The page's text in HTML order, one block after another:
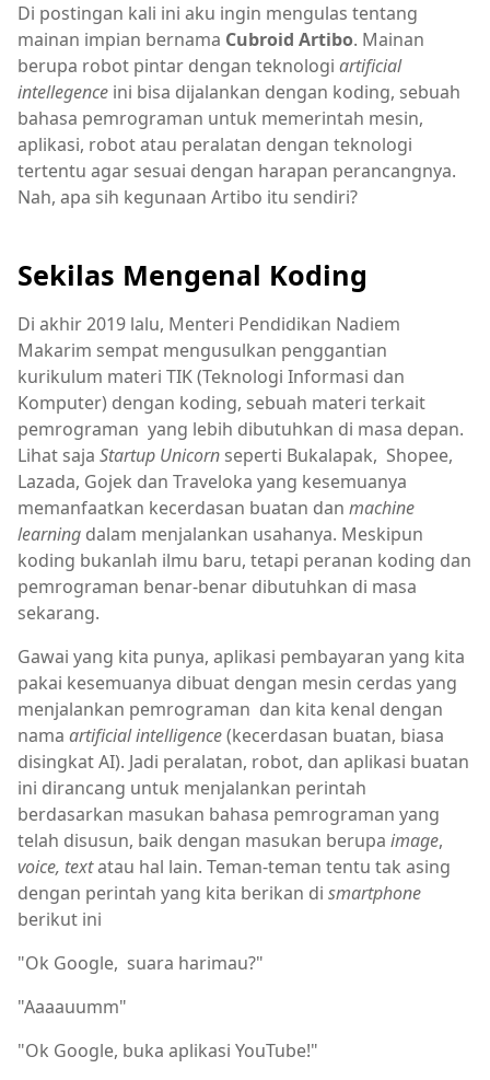
Di postingan kali ini aku ingin mengulas tentang
mainan impian bernama Cubroid Artibo. Mainan
berupa robot pintar dengan teknologi artificial
intellegence ini bisa dijalankan dengan koding, sebuah
bahasa pemrograman untuk memerintah mesin,
aplikasi, robot atau peralatan dengan teknologi
tertentu agar sesuai dengan harapan perancangnya.
Nah, apa sih kegunaan Artibo itu sendiri?
Sekilas Mengenal Koding
Di akhir 2019 lalu, Menteri Pendidikan Nadiem
Makarim sempat mengusulkan penggantian
kurikulum materi TIK (Teknologi Informasi dan
Komputer) dengan koding, sebuah materi terkait
pemrograman yang lebih dibutuhkan di masa depan.
Lihat saja Startup Unicorn seperti Bukalapak, Shopee,
Lazada, Gojek dan Traveloka yang kesemuanya
memanfaatkan kecerdasan buatan dan machine
learning dalam menjalankan usahanya. Meskipun
koding bukanlah ilmu baru, tetapi peranan koding dan
pemrograman benar-benar dibutuhkan di masa
sekarang.
Gawai yang kita punya, aplikasi pembayaran yang kita
pakai kesemuanya dibuat dengan mesin cerdas yang
menjalankan pemrograman dan kita kenal dengan
nama artificial intelligence(kecerdasan buatan, biasa
disingkat AI). Jadi peralatan, robot, dan aplikasi buatan
ini dirancang untuk menjalankan perintah
berdasarkan masukan bahasa pemrograman yang
telah disusun, baik dengan masukan berupa image,
voice, textatau hal lain. Teman-teman tentu tak asing
dengan perintah yang kita berikan di smartphone
berikut ini
"Ok Google, suara harimau?"
"Aaaauumm"
"Ok Google, buka aplikasi YouTube!"